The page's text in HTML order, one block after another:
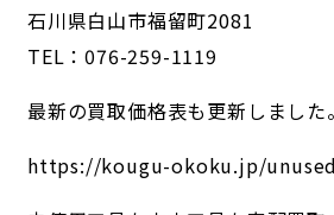
石川県白山市福留町2081
TEL：076-259-1119
最新の買取価格表も更新しました。
https://kougu-okoku.jp/